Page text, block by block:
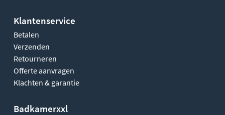
Klantenservice
Betalen
Verzenden
Retourneren
Offerte aanvragen
Klachten & garantie
Badkamerxxl